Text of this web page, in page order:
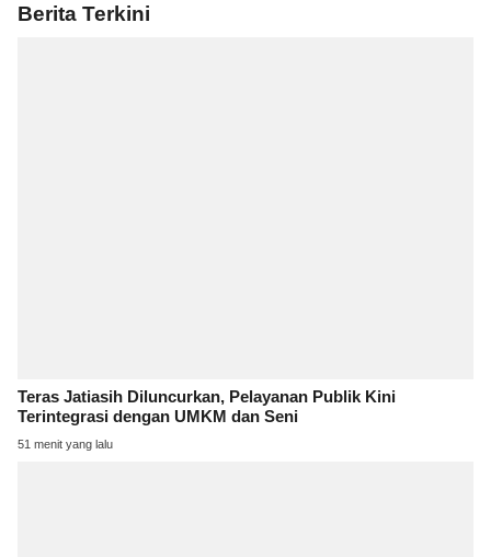
Berita Terkini
Teras Jatiasih Diluncurkan, Pelayanan Publik Kini
Terintegrasi dengan UMKM dan Seni
51 menit yang lalu